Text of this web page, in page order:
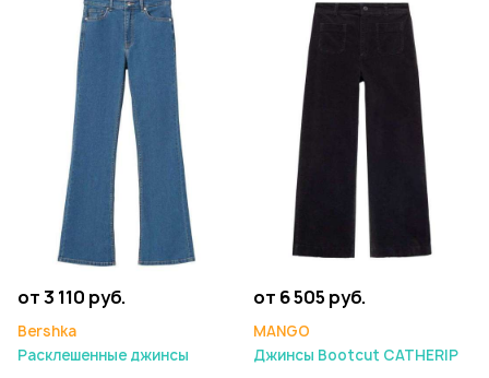
от 3 110 руб.
Bershka
Расклешенные джинсы
от 6 505 руб.
MANGO
Джинсы Bootcut CATHERIP